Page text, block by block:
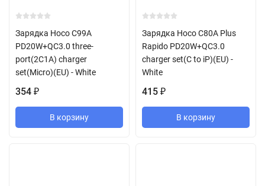
Зарядка Hoco C99A
PD20W+QC3.0 three-
port(2C1A) charger
set(Micro)(EU) - White
354 ₽
В корзину
Зарядка Hoco C80A Plus
Rapido PD20W+QC3.0
charger set(C to iP)(EU) -
White
415 ₽
В корзину